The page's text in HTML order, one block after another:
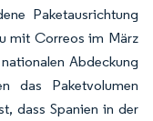
Paketausrichtung
mit Correos im März
Abdeckung
das Paketvolumen
dass Spanien in der